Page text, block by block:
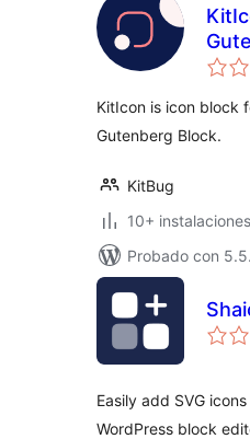
KitIcon is icon block
Gutenberg Block.
KitBug
10+
Probado con
Easily add SVG
WordPress block